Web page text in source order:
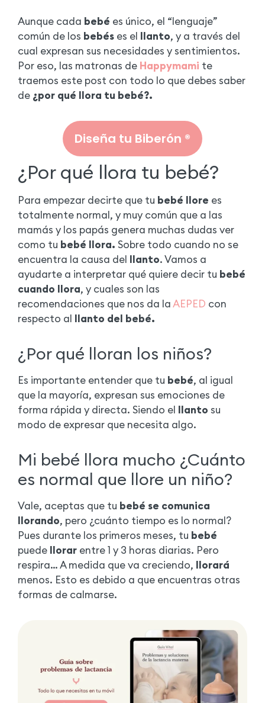
Aunque cada bebé es único, el “lenguaje”
común de los bebés es el llanto, y a través del
cual expresan sus necesidades y sentimientos.
Por eso, las matronas de Happymami te
traemos este post con todo lo que debes saber
de ¿por qué llora tu bebé?.
Diseña tu Biberón ®
¿Por qué llora tu bebé?
Para empezar decirte que tu bebé llore es
totalmente normal, y muy común que a las
mamás y los papás genera muchas dudas ver
como tu bebé llora. Sobre todo cuando no se
encuentra la causa del llanto. Vamos a
ayudarte a interpretar qué quiere decir tu bebé
cuando llora, y cuales son las
recomendaciones que nos da laAEPED con
respecto al llanto del bebé.
¿Por qué lloran los niños?
Es importante entender que tu bebé, al igual
que la mayoría, expresan sus emociones de
forma rápida y directa. Siendo el llanto su
modo de expresar que necesita algo.
Mi bebé llora mucho ¿Cuánto
es normal que llore un niño?
Vale, aceptas que tu bebé se comunica
llorando, pero ¿cuánto tiempo es lo normal?
Pues durante los primeros meses, tu bebé
puede llorar entre 1 y 3 horas diarias. Pero
respira… A medida que va creciendo, llorará
menos. Esto es debido a que encuentras otras
formas de calmarse.